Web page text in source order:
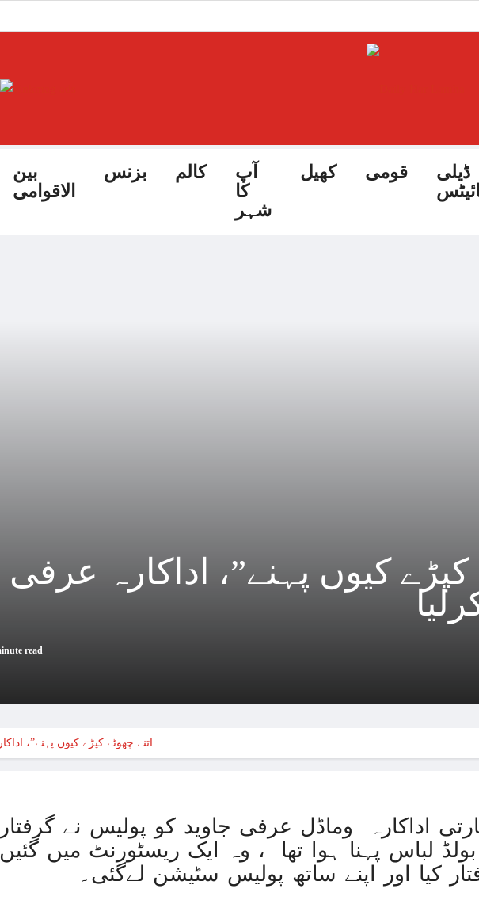
بین
الاقوامی
بزنس کالم
آپ
کا
شہر
کھیل قومی
ڈیلی
read
“اتنے چھوٹے کپڑے کیوں پہنے”، اداکارہ عرفی جاوید کو پولیس…
اداکارہ وماڈل عرفی جاوید کو پولیس نے گرفتار
لباس پہنا ہوا تھا ، وہ ایک ریسٹورنٹ میں
کیا اور اپنے ساتھ پولیس سٹیشن لےگئی۔